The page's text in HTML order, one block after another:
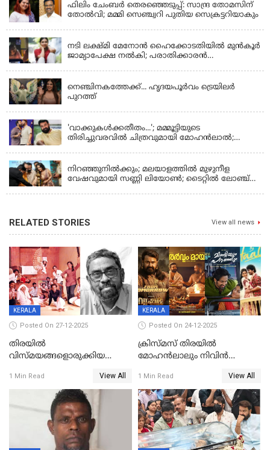
ഫിലിം ചേംബർ തെരഞ്ഞെടുപ്പ്: സാന്ദ്ര തോമസിന്
തോൽവി; മമ്മി സെഞ്ച്വറി പുതിയ സെക്രട്ടറിയാകും
നടി ലക്ഷ്മി മേനോൻ ഹൈക്കോടതിയിൽ മുൻ‌കൂർ
ജാമ്യാപേക്ഷ നൽകി; പരാതിക്കാരൻ
നെഞ്ചിനകത്തേക്ക്... ഹൃദയപൂര്‍വം ട്രെയിലര്‍
പുറത്ത്
'വാക്കുകള്‍ക്കതീതം...'; മമ്മൂട്ടിയുടെ
തിരിച്ചുവരവില്‍ ചിത്രവുമായി മോഹന്‍ലാല്‍;
നിറഞ്ഞുനിൽക്കും; മലയാളത്തിൽ മുഴുനീള
വേഷവുമായി സണ്ണി ലിയോൺ; ടൈറ്റിൽ ലോഞ്ച്
RELATED STORIES View all news
KERALA
Posted On 27-12-2025
തിരയിൽ
വിസ്മയങ്ങളൊരുക്കിയ
ശേഖര്‍ അന്തരിച്ചു
1 Min Read View All
KERALA
Posted On 24-12-2025
ക്രിസ്മസ് തിരയിൽ
മോഹൻലാലും നിവിൻ
ഷെയ്‌നും; 200 കോടി
മുടക്കിയെത്തുന്ന
വൃഷഭയുൾപ്പെടെ കാണാം
1 Min Read View All